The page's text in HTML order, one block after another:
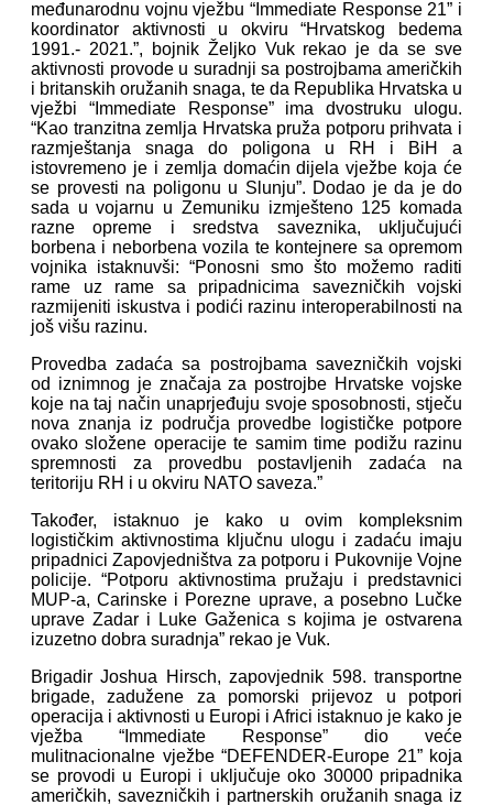
međunarodnu vojnu vježbu “Immediate Response 21” i
koordinator aktivnosti u okviru “Hrvatskog bedema
1991.- 2021.”, bojnik Željko Vuk rekao je da se sve
aktivnosti provode u suradnji sa postrojbama američkih
i britanskih oružanih snaga, te da Republika Hrvatska u
vježbi “Immediate Response” ima dvostruku ulogu.
“Kao tranzitna zemlja Hrvatska pruža potporu prihvata i
razmještanja snaga do poligona u RH i BiH a
istovremeno je i zemlja domaćin dijela vježbe koja će
se provesti na poligonu u Slunju”. Dodao je da je do
sada u vojarnu u Zemuniku izmješteno 125 komada
razne opreme i sredstva saveznika, uključujući
borbena i neborbena vozila te kontejnere sa opremom
vojnika istaknuvši: “Ponosni smo što možemo raditi
rame uz rame sa pripadnicima savezničkih vojski
razmijeniti iskustva i podići razinu interoperabilnosti na
još višu razinu.
Provedba zadaća sa postrojbama savezničkih vojski
od iznimnog je značaja za postrojbe Hrvatske vojske
koje na taj način unaprjeđuju svoje sposobnosti, stječu
nova znanja iz područja provedbe logističke potpore
ovako složene operacije te samim time podižu razinu
spremnosti za provedbu postavljenih zadaća na
teritoriju RH i u okviru NATO saveza.”
Također, istaknuo je kako u ovim kompleksnim
logističkim aktivnostima ključnu ulogu i zadaću imaju
pripadnici Zapovjedništva za potporu i Pukovnije Vojne
policije. “Potporu aktivnostima pružaju i predstavnici
MUP-a, Carinske i Porezne uprave, a posebno Lučke
uprave Zadar i Luke Gaženica s kojima je ostvarena
izuzetno dobra suradnja” rekao je Vuk.
Brigadir Joshua Hirsch, zapovjednik 598. transportne
brigade, zadužene za pomorski prijevoz u potpori
operacija i aktivnosti u Europi i Africi istaknuo je kako je
vježba “Immediate Response” dio veće
mulitnacionalne vježbe “DEFENDER-Europe 21” koja
se provodi u Europi i uključuje oko 30000 pripadnika
američkih, savezničkih i partnerskih oružanih snaga iz